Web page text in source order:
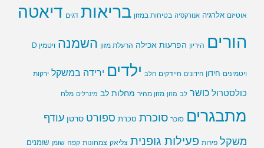
אוטיזם אלרגיה אנורקסיה בטיחות במזון בריאות דגים דיאטה
הורים היריון הפרעות אכילה הרעלת מזון השמנה ויטמין D
ויטמינים חידון חידונים חיידקים חלב ילדים ירידה במשקל ירקות
כולסטרול כושר לב מזון מזון מהיר מחלות לב מינרלים מלח
מתבגרים סוכר סוכרת סכרת ספורט סרטן עודף
משקל פירות פעילות גופנית צליאק צמחונות קפה שומן שומנים